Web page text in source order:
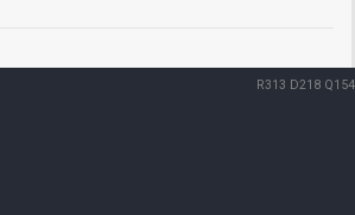
R313 D218 Q154